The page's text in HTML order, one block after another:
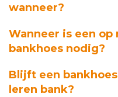
wanneer?
Wanneer is een
bankhoes nodig?
Blijft een
leren bank?